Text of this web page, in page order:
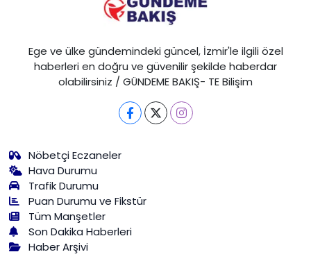
Ege ve ülke gündemindeki güncel, İzmir'le ilgili özel
haberleri en doğru ve güvenilir şekilde haberdar
olabilirsiniz / GÜNDEME BAKIŞ- TE Bilişim
Nöbetçi Eczaneler
Hava Durumu
Trafik Durumu
Puan Durumu ve Fikstür
Tüm Manşetler
Son Dakika Haberleri
Haber Arşivi